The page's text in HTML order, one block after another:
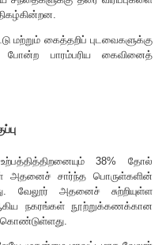
இது நாட்டின்
மேற்பட்ட
உள்நாட்டுச் சந்தையில்
மிகப்பெரிய வெற்றியின்